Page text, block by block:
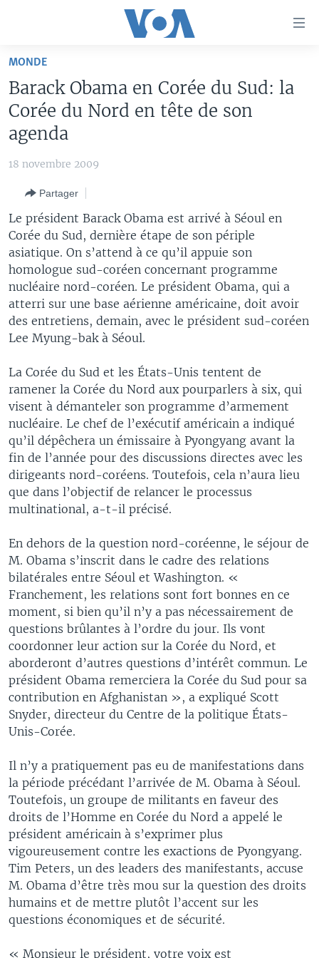
Retour
navigation
recherche
AFRIQUE
ÉTATS-UNIS
LE MONDE AUJOURD'HUI
FOCUS SAHEL
REPORTAGES
VOUS + NOUS
CARNET DE SANTÉ
LE MONDE AU FÉMININ
L'AMÉRIQUE ET VOUS
DIALOGUE DES RELIGIONS
RM SHOW
LINGALA
SANGO
Apprenez L'anglais
SUIVEZ-NOUS
Langues
MONDE
Barack Obama en Corée du Sud: la
Corée du Nord en tête de son
agenda
18 novembre 2009
Partager
Le président Barack Obama est arrivé à Séoul en
Corée du Sud, dernière étape de son périple
asiatique. On s’attend à ce qu’il appuie son
homologue sud-coréen concernant programme
nucléaire nord-coréen. Le président Obama, qui a
atterri sur une base aérienne américaine, doit avoir
des entretiens, demain, avec le président sud-coréen
Lee Myung-bak à Séoul.
La Corée du Sud et les États-Unis tentent de
ramener la Corée du Nord aux pourparlers à six, qui
visent à démanteler son programme d’armement
nucléaire. Le chef de l’exécutif américain a indiqué
qu’il dépêchera un émissaire à Pyongyang avant la
fin de l’année pour des discussions directes avec les
dirigeants nord-coréens. Toutefois, cela n’aura lieu
que dans l’objectif de relancer le processus
multinational, a-t-il précisé.
En dehors de la question nord-coréenne, le séjour de
M. Obama s’inscrit dans le cadre des relations
bilatérales entre Séoul et Washington. «
Franchement, les relations sont fort bonnes en ce
moment, si bien qu’il n’y a pas nécessairement de
questions brûlantes à l’ordre du jour. Ils vont
coordonner leur action sur la Corée du Nord, et
aborderont d’autres questions d’intérêt commun. Le
président Obama remerciera la Corée du Sud pour sa
contribution en Afghanistan », a expliqué Scott
Snyder, directeur du Centre de la politique États-
Unis-Corée.
Il n’y a pratiquement pas eu de manifestations dans
la période précédant l’arrivée de M. Obama à Séoul.
Toutefois, un groupe de militants en faveur des
droits de l’Homme en Corée du Nord a appelé le
président américain à s’exprimer plus
vigoureusement contre les exactions de Pyongyang.
Tim Peters, un des leaders des manifestants, accuse
M. Obama d’être très mou sur la question des droits
humains et de mettre plutôt l’accent sur les
questions économiques et de sécurité.
« Monsieur le président, votre voix est